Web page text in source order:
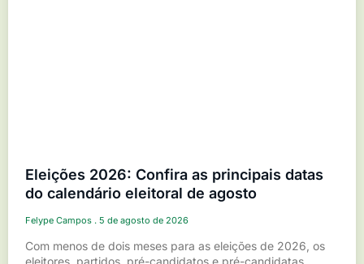
Eleições 2026: Confira as principais datas
do calendário eleitoral de agosto
Felype Campos 5 de agosto de 2026
Com menos de dois meses para as eleições de 2026, os